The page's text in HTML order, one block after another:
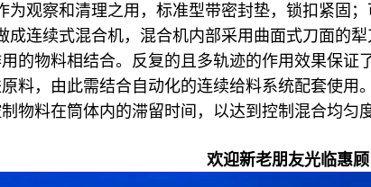
为观察和清理之用，标准型带密封垫，锁扣紧固；
成连续式混合机，混合机内部采用曲面式刀面的
的物料相结合。反复的且多轨迹的作用效果保
料，由此需结合自动化的连续给料系统配套使
物料在筒体内的滞留时间，以达到控制混合均匀
欢迎新老朋友光临惠顾